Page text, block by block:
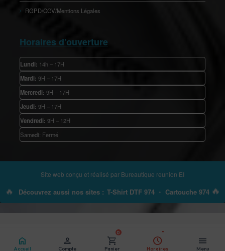
RGPD/CGV/Mentions Légales
Horaires d’ouverture
Lundi: 14h – 17H
Mardi: 9H – 17H
Mercredi: 9H – 17H
Jeudi: 9H – 17H
Vendredi: 9H – 12H
Samedi: Fermé
Site web conçu et réalisé par Bureautique reunion EI
🔥 Découvrez aussi nos sites : T-Shirt DTF 974 • Cartouche 974 🔥
home
Accueil
person
Compte
shopping_cart
0
Panier
schedule
Horaires
menu
Menu